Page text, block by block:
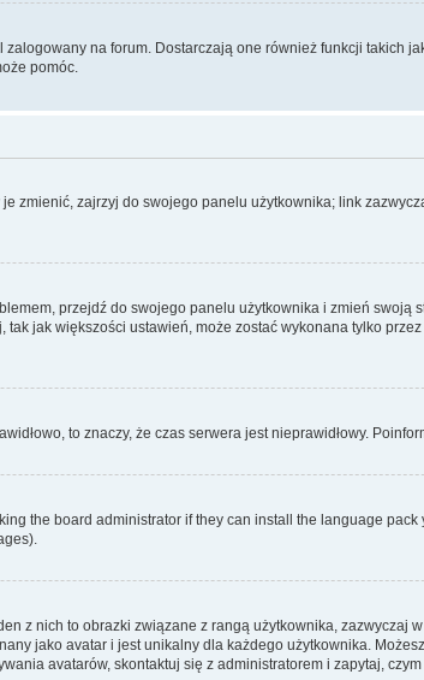
na forum. Dostarczają one również funkcji takich
pomóc.
zajrzyj do swojego panelu użytkownika; link
przejdź do swojego panelu użytkownika i zmień swoją
jak większości ustawień, może zostać wykonana tylko
to znaczy, że czas serwera jest nieprawidłowy.
the board administrator if they can install the language pack
z nich to obrazki związane z rangą użytkownika, zazwyczaj
jako avatar i jest unikalny dla każdego użytkownika.
avatarów, skontaktuj się z administratorem i zapytaj,